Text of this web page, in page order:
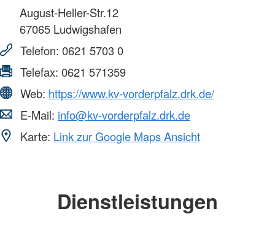
August-Heller-Str.12
67065 Ludwigshafen
Telefon: 0621 5703 0
Telefax: 0621 571359
Web: https://www.kv-vorderpfalz.drk.de/
E-Mail: info@kv-vorderpfalz.drk.de
Karte: Link zur Google Maps Ansicht
Dienstleistungen